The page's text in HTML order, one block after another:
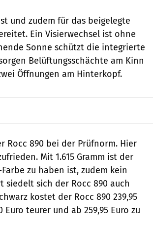
und zudem für das beigelegte
Ein Visierwechsel ist ohne
Sonne schützt die integrierte
Belüftungsschächte am Kinn
Öffnungen am Hinterkopf.
Rocc 890 bei der Prüfnorm. Hier
Mit 1.615 Gramm ist der
zu haben ist, zudem kein
siedelt sich der Rocc 890 auch
kostet der Rocc 890 239,95
teurer und ab 259,95 Euro zu